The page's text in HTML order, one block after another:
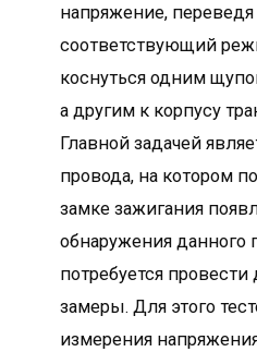
напряжение,
соответствующий
коснуться одним
а другим к корпусу
Главной задачей
провода, на котором
замке зажигания
обнаружения данного
потребуется
замеры. Для этого
измерения